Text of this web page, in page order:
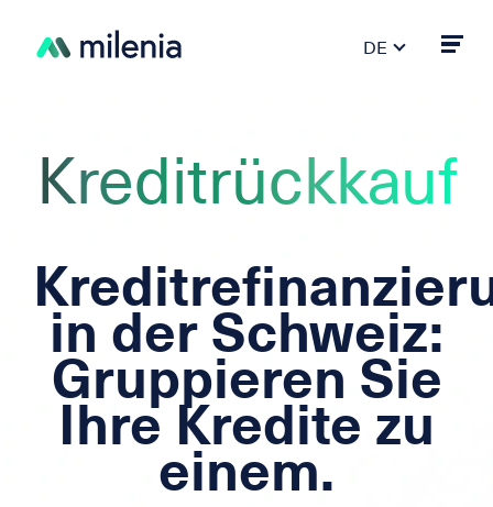
DE
IT
EN
Kreditrückkauf
in der Schweiz:
Gruppieren Sie
Ihre Kredite zu
einem.